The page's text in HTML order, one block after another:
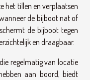
het tillen en verplaatsen
de bijboot nat of
de bijboot tegen
en draagbaar.
regelmatig van locatie
aan boord, biedt